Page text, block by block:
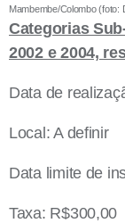
Mambembe/Colombo (foto:
Categorias
2002 e 2004,
Data de
Local: A definir
Data limite de
Taxa: R$300,00